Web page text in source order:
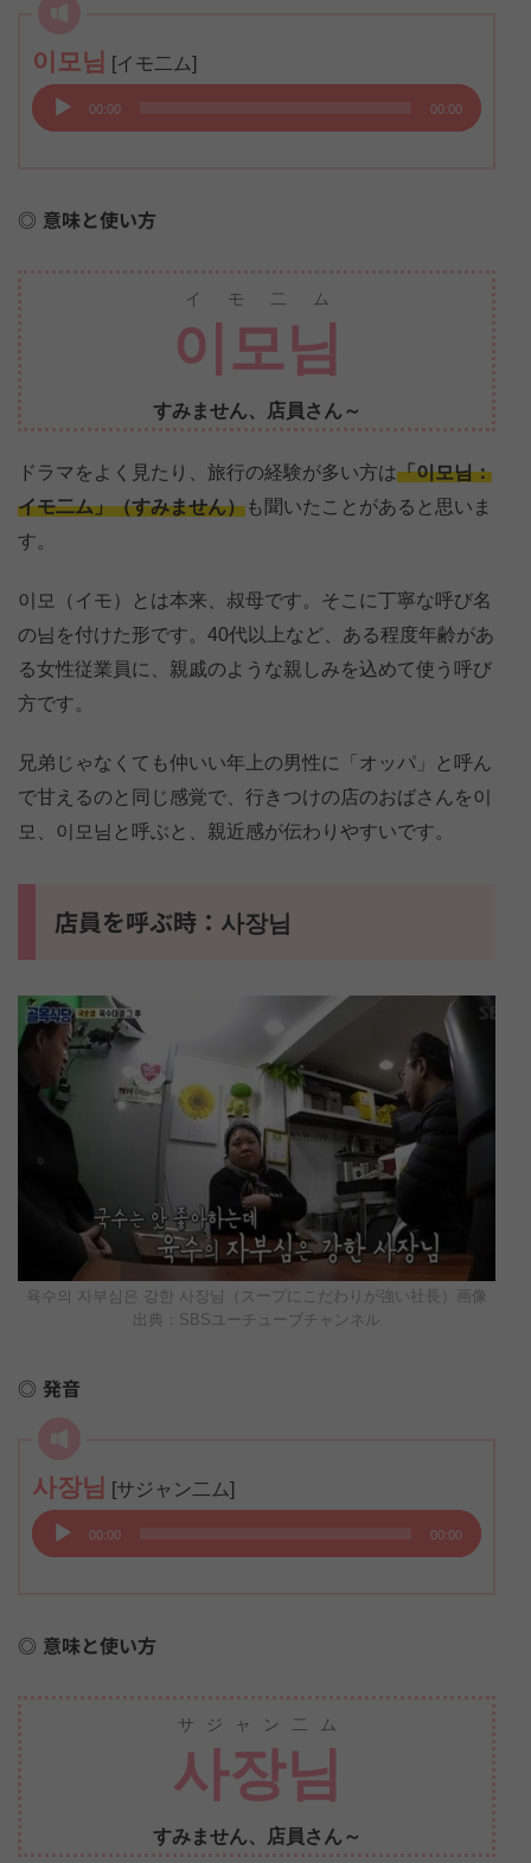
이모님 [イモ二ム]
声
00:00 00:00
意味と使い方
이모님
イモ二ム
すみません、店員さん～
ドラマをよく見たり、旅行の経験が多い方は「이모님：
イモ二ム」（すみません）も聞いたことがあると思いま
す。
이모（イモ）とは本来、叔母です。そこに丁寧な呼び名
の님を付けた形です。40代以上など、ある程度年齢があ
る女性従業員に、親戚のような親しみを込めて使う呼び
方です。
兄弟じゃなくても仲いい年上の男性に「オッパ」と呼ん
で甘えるのと同じ感覚で、行きつけの店のおばさんを이
모、이모님と呼ぶと、親近感が伝わりやすいです。
店員を呼ぶ時：사장님
육수의 자부심은 강한 사장님（スープにこだわりが強い社長）画像
出典：SBSユーチューブチャンネル
発音
사장님 [サジャン二ム]
声
00:00 00:00
意味と使い方
사장님
サジャン二ム
すみません、店員さん～